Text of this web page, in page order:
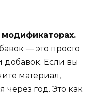
— это просто
добавок. Если вы
материал,
через год. Это как